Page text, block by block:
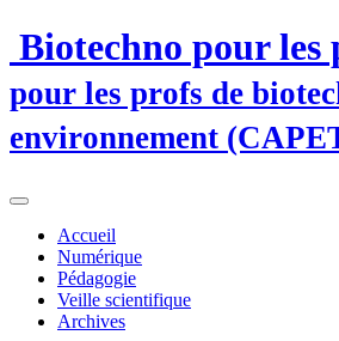
Biotechno pour les
pour les profs de
environnement
Accueil
Numérique
Pédagogie
Veille scientifique
Archives